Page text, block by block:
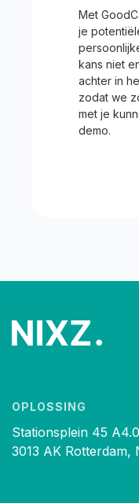
Met
je
kans niet
achter in
zodat we
met je
demo.
OPLOSSING
Stationsplein 45
3013 AK Rotterdam,